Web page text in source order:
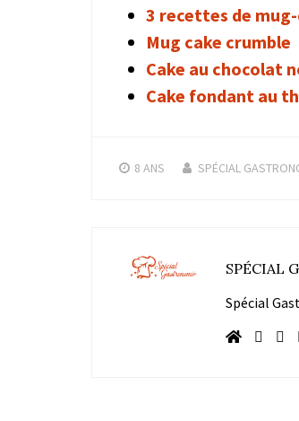
3 recettes de
Mug cake crumble
Cake au chocolat
Cake fondant au
8 ANS SPÉCIAL
SPÉCIAL
Spécial